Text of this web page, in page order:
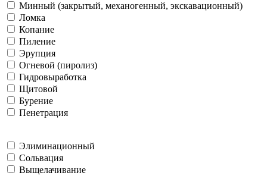
Минный (закрытый, механогенный, экскавационный)
Ломка
Копание
Пиление
Эрупция
Огневой (пиролиз)
Гидровыработка
Щитовой
Бурение
Пенетрация
Элиминационный
Сольвация
Выщелачивание